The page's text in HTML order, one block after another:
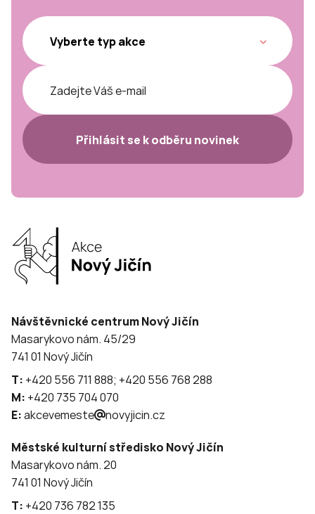
Přihlásit se k odběru novinek
Návštěvnické centrum Nový Jičín
Masarykovo nám. 45/29
741 01 Nový Jičín
T: +420 556 711 888; +420 556 768 288
M: +420 735 704 070
E:akcevemeste novyjicin.cz
Městské kulturní středisko Nový Jičín
Masarykovo nám. 20
741 01 Nový Jičín
T: +420 736 782 135